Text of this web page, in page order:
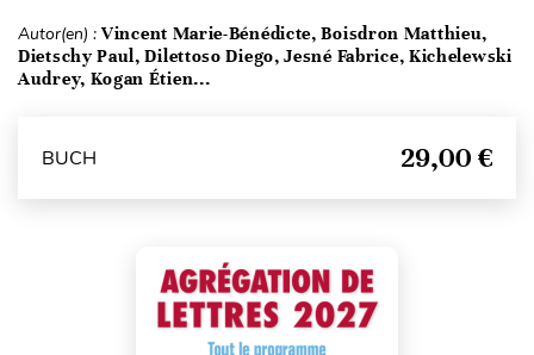
Autor(en) : Vincent Marie-Bénédicte, Boisdron Matthieu,
Dietschy Paul, Dilettoso Diego, Jesné Fabrice, Kichelewski
Audrey, Kogan Étien...
BUCH 29,00 €